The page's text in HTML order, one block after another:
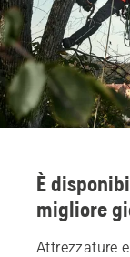
È
migliore
Attrezzature